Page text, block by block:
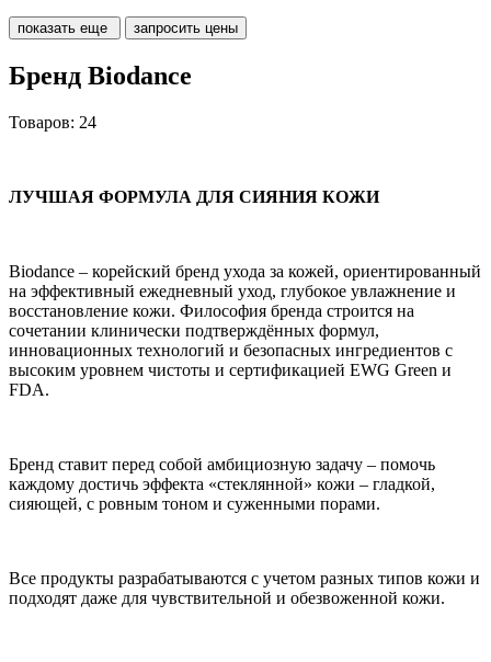
показать еще запросить цены
Бренд Biodance
Товаров: 24
ЛУЧШАЯ ФОРМУЛА ДЛЯ СИЯНИЯ КОЖИ
Biodance – корейский бренд ухода за кожей, ориентированный
на эффективный ежедневный уход, глубокое увлажнение и
восстановление кожи. Философия бренда строится на
сочетании клинически подтверждённых формул,
инновационных технологий и безопасных ингредиентов с
высоким уровнем чистоты и сертификацией EWG Green и
FDA.
Бренд ставит перед собой амбициозную задачу – помочь
каждому достичь эффекта «стеклянной» кожи – гладкой,
сияющей, с ровным тоном и суженными порами.
Все продукты разрабатываются с учетом разных типов кожи и
подходят даже для чувствительной и обезвоженной кожи.